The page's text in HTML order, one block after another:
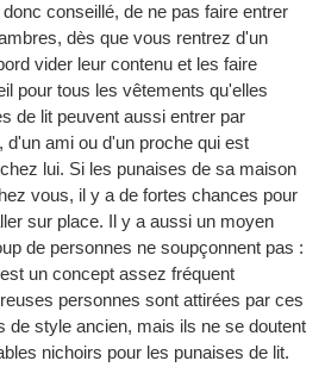
conseillé, de ne pas faire entrer
dès que vous rentrez d'un
vider leur contenu et les faire
pour tous les vêtements qu'elles
de lit peuvent aussi entrer par
d'un ami ou d'un proche qui est
chez lui. Si les punaises de sa maison
vous, il y a de fortes chances pour
sur place. Il y a aussi un moyen
de personnes ne soupçonnent pas :
un concept assez fréquent
personnes sont attirées par ces
de style ancien, mais ils ne se doutent
nichoirs pour les punaises de lit.